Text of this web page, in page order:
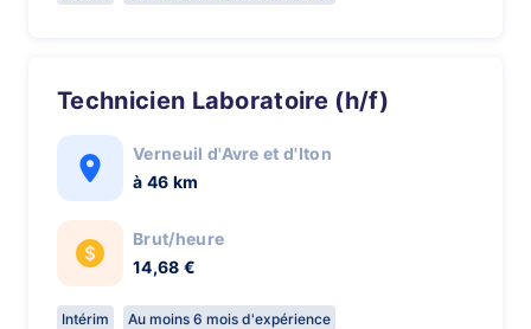
Technicien Laboratoire (h/f)
Verneuil d'Avre et d'Iton
à 46 km
Brut/heure
14,68 €
Intérim Au moins 6 mois d'expérience